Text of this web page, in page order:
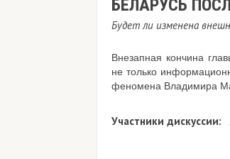
БЕЛАРУСЬ
Будет ли изменена
Внезапная кончина
не только
феномена Владимира
Участники дискуссии: